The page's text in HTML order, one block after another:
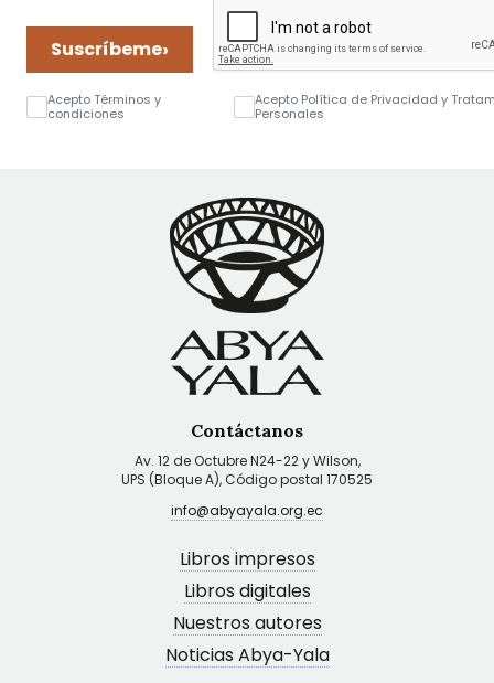
Suscríbeme›
Acepto Términos y
condiciones
Acepto Política de Privacidad y
Personales
Contáctanos
Av. 12 de Octubre N24-22 y Wilson,
UPS (Bloque A), Código postal 170525
info@abyayala.org.ec
Libros impresos
Libros digitales
Nuestros autores
Noticias Abya-Yala